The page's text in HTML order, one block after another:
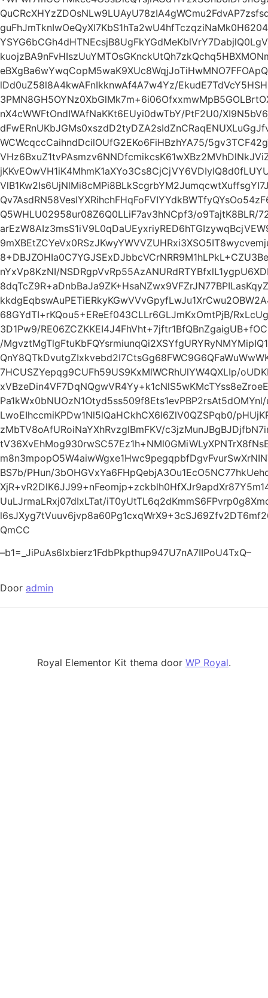
lDd0uZ58l8A4kwAFnIkknwAf4A7w4Yz/
nX4cWWFtOndIWAfNaKKt6EUyi0dwTbY/PtF2U0/
WCWcqccCaihndDcilOUfG2EKo6FiHBzhYA75/
Q5WHLU02958ur08Z6Q0LLiF7av3hNCpf3/o9TajtK8BLR/
nYxVp8KzNI/
68GYdTI+rKQou5+EReEf043CLLr6GLJmKxOmtPjB/
3D1Pw9/
/
7HCUSZYepqg9CUFh59US9KxMlWCRhUlYW4QXLIp/
LwoEIhccmiKPDw1Nl5lQaHCkhCX6l6ZlV0QZSPqb0/
zMbTV8oAfURoiNaYXhRvzglBmFKV/
BS7b/PHun/
UuLJrmaLRxj07dIxLTat/
QmCC
–b1=_JiPuAs6Ixbierz1FdbPkpthup947U7nA7IIPoU4TxQ–
Door admin
Royal Elementor Kit thema door WP Royal.